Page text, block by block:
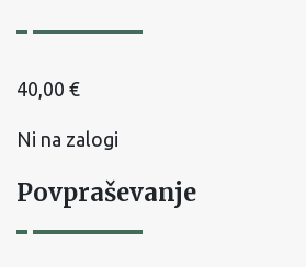
40,00 €
Ni na zalogi
Povpraševanje